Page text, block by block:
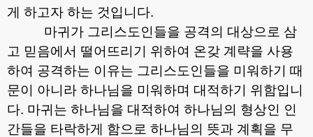
게 하고자 하는 것입니다.
마귀가 그리스도인들을 공격의 대상으로 삼
고 믿음에서 떨어뜨리기 위하여 온갖 계략을 사용
하여 공격하는 이유는 그리스도인들을 미워하기 때
문이 아니라 하나님을 미워하며 대적하기 위함입니
다. 마귀는 하나님을 대적하여 하나님의 형상인 인
간들을 타락하게 함으로 하나님의 뜻과 계획을 무